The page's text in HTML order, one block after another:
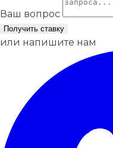
Ваш вопрос
Получить ставку
или напишите нам